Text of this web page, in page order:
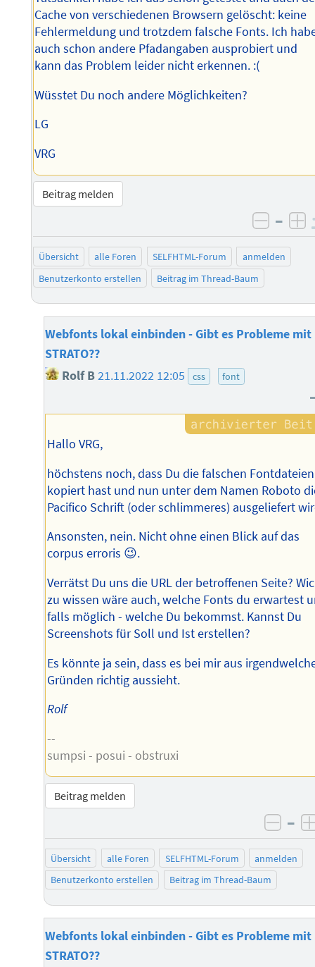
Cache von verschiedenen Browsern gelöscht: keine
Fehlermeldung und trotzdem falsche Fonts. Ich
auch schon andere Pfadangaben ausprobiert und
kann das Problem leider nicht erkennen. :(
Wüsstet Du noch andere Möglichkeiten?
LG
VRG
Beitrag melden
–
Übersicht alle Foren SELFHTML-Forum
anmelden
Benutzerkonto erstellen
Beitrag im Thread-Baum
Webfonts lokal einbinden - Gibt es Probleme mit
STRATO??
Rolf B21.11.2022 12:05 css font
Hallo VRG,
höchstens noch, dass Du die falschen Fontdateien
kopiert hast und nun unter dem Namen Roboto
Pacifico Schrift (oder schlimmeres) ausgeliefert
Ansonsten, nein. Nicht ohne einen Blick auf das
corpus erroris 😉.
Verrätst Du uns die URL der betroffenen Seite?
zu wissen wäre auch, welche Fonts du erwartest
falls möglich - welche Du bekommst. Kannst Du
Screenshots für Soll und Ist erstellen?
Es könnte ja sein, dass es bei mir aus
Gründen richtig aussieht.
Rolf
--
sumpsi - posui - obstruxi
Beitrag melden
–
Übersicht alle Foren SELFHTML-Forum
anmelden
Benutzerkonto erstellen
Beitrag im Thread-Baum
Webfonts lokal einbinden - Gibt es Probleme mit
STRATO??